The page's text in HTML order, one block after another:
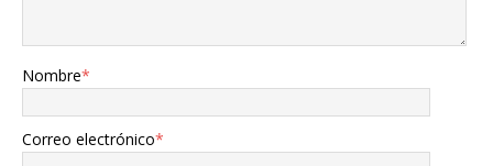
Nombre*
Correo electrónico*